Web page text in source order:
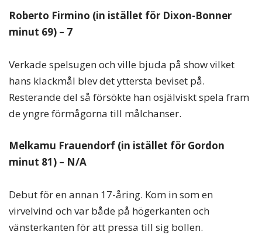
Roberto Firmino (in istället för Dixon-Bonner
minut 69) – 7
Verkade spelsugen och ville bjuda på show vilket
hans klackmål blev det yttersta beviset på.
Resterande del så försökte han osjälviskt spela fram
de yngre förmågorna till målchanser.
Melkamu Frauendorf (in istället för Gordon
minut 81) – N/A
Debut för en annan 17-åring. Kom in som en
virvelvind och var både på högerkanten och
vänsterkanten för att pressa till sig bollen.